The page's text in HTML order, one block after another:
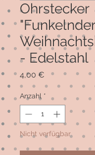
Ohrstecker
"Funkelnder
- Edelstahl
4,00 € Preis
Anzahl *
Nicht verfügbar